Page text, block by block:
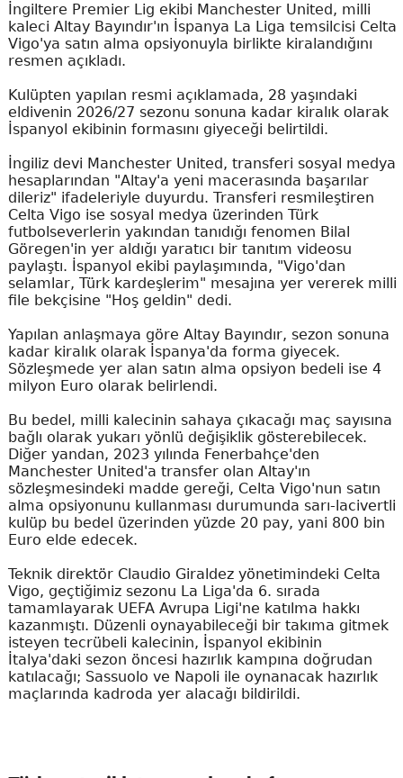
İngiltere Premier Lig ekibi Manchester United, milli
kaleci Altay Bayındır'ın İspanya La Liga temsilcisi Celta
Vigo'ya satın alma opsiyonuyla birlikte kiralandığını
resmen açıkladı.
Kulüpten yapılan resmi açıklamada, 28 yaşındaki
eldivenin 2026/27 sezonu sonuna kadar kiralık olarak
İspanyol ekibinin formasını giyeceği belirtildi.
İngiliz devi Manchester United, transferi sosyal medya
hesaplarından "Altay'a yeni macerasında başarılar
dileriz" ifadeleriyle duyurdu. Transferi resmileştiren
Celta Vigo ise sosyal medya üzerinden Türk
futbolseverlerin yakından tanıdığı fenomen Bilal
Göregen'in yer aldığı yaratıcı bir tanıtım videosu
paylaştı. İspanyol ekibi paylaşımında, "Vigo'dan
selamlar, Türk kardeşlerim" mesajına yer vererek milli
file bekçisine "Hoş geldin" dedi.
Yapılan anlaşmaya göre Altay Bayındır, sezon sonuna
kadar kiralık olarak İspanya'da forma giyecek.
Sözleşmede yer alan satın alma opsiyon bedeli ise 4
milyon Euro olarak belirlendi.
Bu bedel, milli kalecinin sahaya çıkacağı maç sayısına
bağlı olarak yukarı yönlü değişiklik gösterebilecek.
Diğer yandan, 2023 yılında Fenerbahçe'den
Manchester United'a transfer olan Altay'ın
sözleşmesindeki madde gereği, Celta Vigo'nun satın
alma opsiyonunu kullanması durumunda sarı-lacivertli
kulüp bu bedel üzerinden yüzde 20 pay, yani 800 bin
Euro elde edecek.
Teknik direktör Claudio Giraldez yönetimindeki Celta
Vigo, geçtiğimiz sezonu La Liga'da 6. sırada
tamamlayarak UEFA Avrupa Ligi'ne katılma hakkı
kazanmıştı. Düzenli oynayabileceği bir takıma gitmek
isteyen tecrübeli kalecinin, İspanyol ekibinin
İtalya'daki sezon öncesi hazırlık kampına doğrudan
katılacağı; Sassuolo ve Napoli ile oynanacak hazırlık
maçlarında kadroda yer alacağı bildirildi.